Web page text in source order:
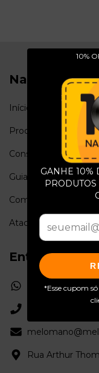
10%
GANHE 10%
*Esse cupom
Navegação
Início
Produtos
Conservação
Guia de medidas
Compramos
Atacado
Entre em
5544991033866
Rua Arthur